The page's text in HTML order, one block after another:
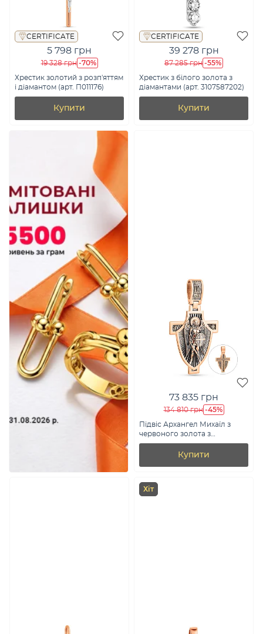
CERTIFICATE
5 798 грн
19 328 грн -70%
Хрестик золотий з розп'яттям
і діамантом (арт. П011176)
Купити
CERTIFICATE
39 278 грн
87 285 грн -55%
Хрестик з білого золота з
діамантами (арт. 3107587202)
Купити
73 835 грн
134 810 грн -45%
Підвіс Архангел Михаїл з
червоного золота з
молитвою (арт. 501756ч)
Купити
Хіт